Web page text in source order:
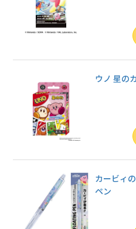
ウノ 星の
カービィ
ペン